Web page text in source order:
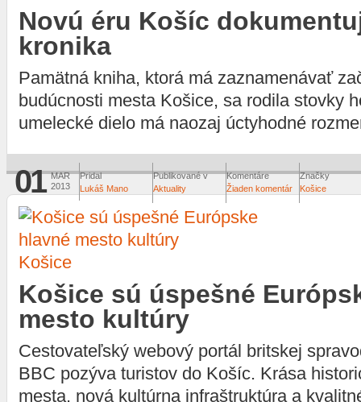
Novú éru Košíc
kronika
Pamätná kniha, ktorá má zaznamenávať
budúcnosti mesta Košice, sa rodila stovky
umelecké dielo má naozaj úctyhodné
01 MAR
2013
Pridal
Lukáš Mano
Publikované v
Aktuality
Komentáre
Žiaden komentár
Značky
Košice
Košice
Košice sú úspešné
mesto kultúry
Cestovateľský webový portál britskej
BBC pozýva turistov do Košíc. Krása
mesta, nová kultúrna infraštruktúra a